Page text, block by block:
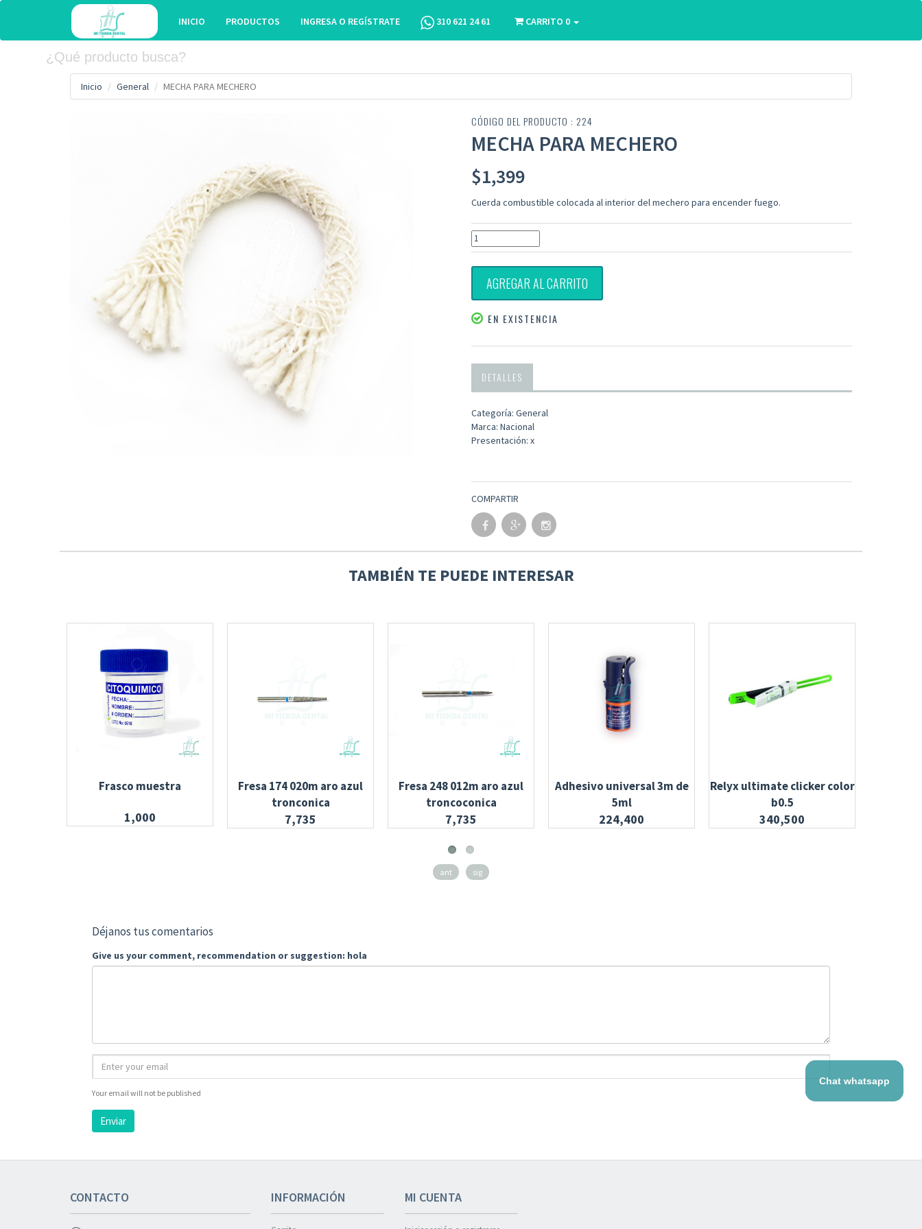
INICIO PRODUCTOS INGRESA O REGÍSTRATE 310 621 24 61 CARRITO 0
Inicio General MECHA PARA MECHERO
CÓDIGO DEL PRODUCTO : 224
MECHA PARA MECHERO
$1,399
Cuerda combustible colocada al interior del mechero para encender fuego.
AGREGAR AL CARRITO
EN EXISTENCIA
DETALLES
Categoría: General
Marca: Nacional
Presentación: x
COMPARTIR
TAMBIÉN TE PUEDE INTERESAR
Frasco muestra
1,000
Fresa 174 020m aro azul
tronconica
7,735
Fresa 248 012m aro azul
troncoconica
7,735
Adhesivo universal 3m de
5ml
224,400
Relyx ultimate clicker color
b0.5
340,500
ant sig
Déjanos tus comentarios
Give us your comment, recommendation or suggestion: hola
Your email will not be published
Enviar
CONTACTO INFORMACIÓN MI CUENTA
Chat whatsapp